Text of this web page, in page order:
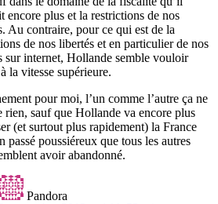
encore plus et la restrictions de nos
Au contraire, pour ce qui est de la
de nos libertés et en particulier de nos
sur internet, Hollande semble vouloir
la vitesse supérieure.
pour moi, l’un comme l’autre ça ne
rien, sauf que Hollande va encore plus
(et surtout plus rapidement) la France
passé poussiéreux que tous les autres
avoir abandonné.
Pandora